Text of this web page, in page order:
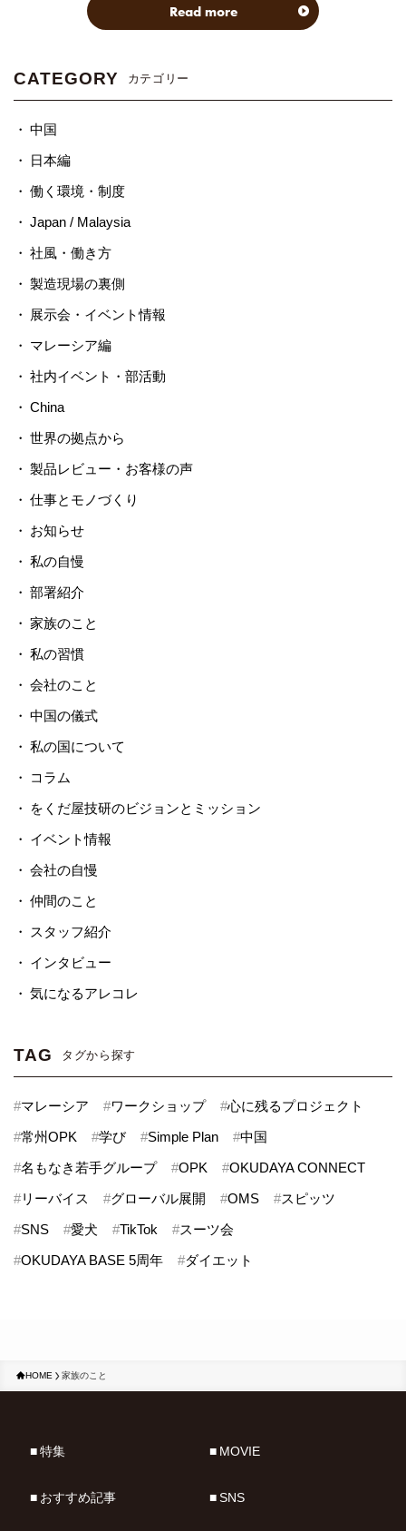
Read more
CATEGORY カテゴリー
中国
日本編
働く環境・制度
Japan / Malaysia
社風・働き方
製造現場の裏側
展示会・イベント情報
マレーシア編
社内イベント・部活動
China
世界の拠点から
製品レビュー・お客様の声
仕事とモノづくり
お知らせ
私の自慢
部署紹介
家族のこと
私の習慣
会社のこと
中国の儀式
私の国について
コラム
をくだ屋技研のビジョンとミッション
イベント情報
会社の自慢
仲間のこと
スタッフ紹介
インタビュー
気になるアレコレ
TAG タグから探す
#マレーシア #ワークショップ #心に残るプロジェクト
#常州OPK #学び #Simple Plan #中国
#名もなき若手グループ #OPK #OKUDAYA CONNECT
#リーバイス #グローバル展開 #OMS #スピッツ
#SNS #愛犬 #TikTok #スーツ会
#OKUDAYA BASE 5周年 #ダイエット
HOME 家族のこと
特集
おすすめ記事
MOVIE
SNS